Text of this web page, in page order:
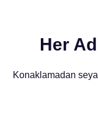
Her
Konaklamadan